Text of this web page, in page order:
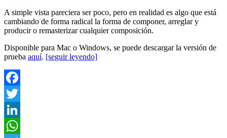
A simple vista pareciera ser poco, pero en realidad es algo que está
cambiando de forma radical la forma de componer, arreglar y
producir o remasterizar cualquier composición.
Disponible para Mac o Windows, se puede descargar la versión de
prueba aquí. [seguir leyendo]
Facebook
Twitter
LinkedIn